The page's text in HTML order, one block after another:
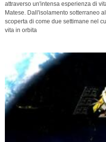
attraverso un'intensa esperienza di
Matese. Dall'isolamento sotterraneo
scoperta di come due settimane nel
vita in orbita